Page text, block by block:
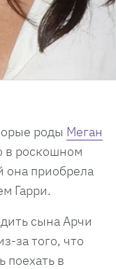
роды Меган
в роскошном
она приобрела
Гарри.
сына Арчи
за того, что
поехать в